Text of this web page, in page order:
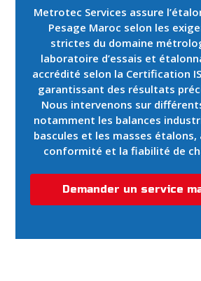
Metrotec Services assure
Pesage Maroc selon les
strictes du domaine
laboratoire d’essais et
accrédité selon la Certification
garantissant des résultats
Nous intervenons sur
notamment les balances
bascules et les masses étalons,
conformité et la fiabilité de
Demander un service